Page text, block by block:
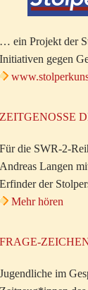
… ein Projekt der
Initiativen gegen
ZEITGENOSSE
Für die SWR-2-
Andreas Langen
Erfinder der
Mehr hören
FRAGE-
Jugendliche im